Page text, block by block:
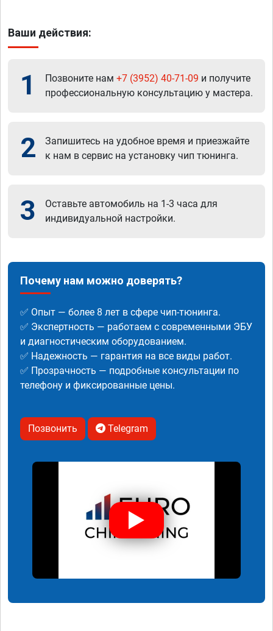
Ваши действия:
1 Позвоните нам +7 (3952) 40-71-09 и получите
профессиональную консультацию у мастера.
2
Запишитесь на удобное время и приезжайте
к нам в сервис на установку чип тюнинга.
3
Оставьте автомобиль на 1-3 часа для
индивидуальной настройки.
Почему нам можно доверять?
✅ Опыт — более 8 лет в сфере чип-тюнинга.
✅ Экспертность — работаем с современными ЭБУ
и диагностическим оборудованием.
✅ Надежность — гарантия на все виды работ.
✅ Прозрачность — подробные консультации по
телефону и фиксированные цены.
Позвонить Telegram